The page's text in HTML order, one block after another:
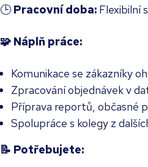
🕒Pracovní doba: Flexibilní
🧩 Náplň práce:
Komunikace se zákazníky
Zpracování objednávek v
Příprava reportů, občasné
Spolupráce s kolegy z
📝 Potřebujete: